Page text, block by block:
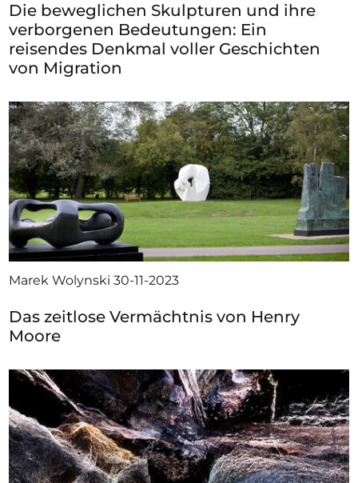
Die beweglichen Skulpturen und ihre
verborgenen Bedeutungen: Ein
reisendes Denkmal voller Geschichten
von Migration
Marek Wolynski30-11-2023
Das zeitlose Vermächtnis von Henry
Moore